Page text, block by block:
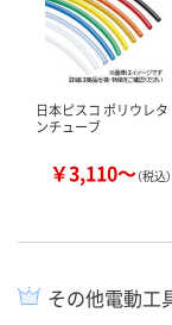
日本ピスコ ポリウレタ
ンチューブ
￥3,110～（税込）
その他電動工